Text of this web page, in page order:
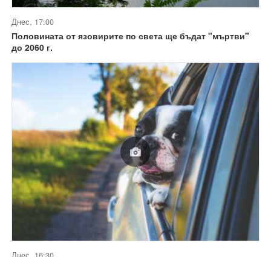
Днес, 17:00
Половината от язовирите по света ще бъдат "мъртви"
до 2060 г.